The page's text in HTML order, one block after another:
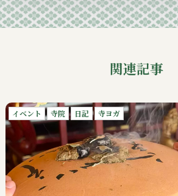
関連記事
イベント 寺院 日記 寺ヨガ